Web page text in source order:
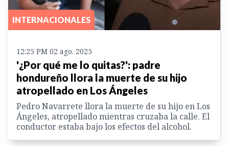
INTERNACIONALES
12:25 PM 02 ago. 2025
'¿Por qué me lo quitas?': padre
hondureño llora la muerte de su hijo
atropellado en Los Ángeles
Pedro Navarrete llora la muerte de su hijo en Los
Ángeles, atropellado mientras cruzaba la calle. El
conductor estaba bajo los efectos del alcohol.